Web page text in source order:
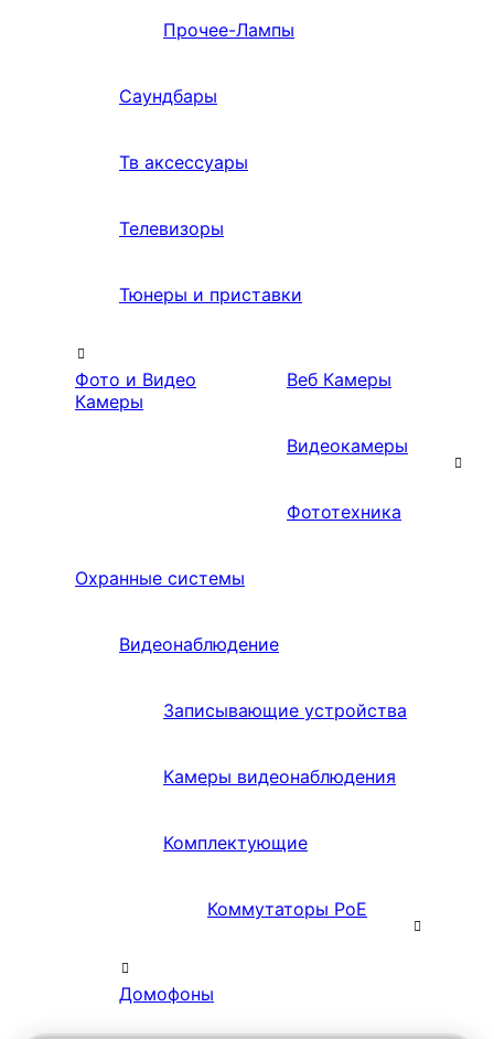
Прочее-Лампы
Саундбары
Тв аксессуары
Телевизоры
Тюнеры и приставки
Фото и Видео
Камеры
Веб Камеры
Видеокамеры
Фототехника
Охранные системы
Видеонаблюдение
Записывающие устройства
Камеры видеонаблюдения
Комплектующие
Коммутаторы PoE
Домофоны